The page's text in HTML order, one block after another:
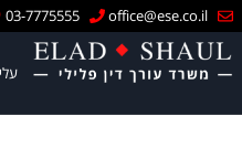
office@ese.co.il
03-7775555